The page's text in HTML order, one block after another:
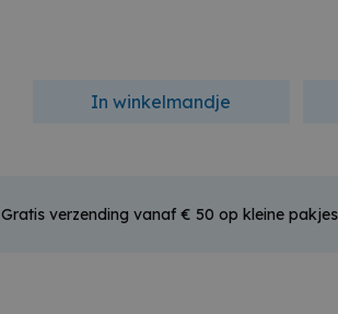
In winkelmandje
Gratis verzending vanaf € 50 op kleine